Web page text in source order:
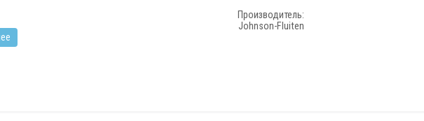
Производитель:
Johnson-Fluiten